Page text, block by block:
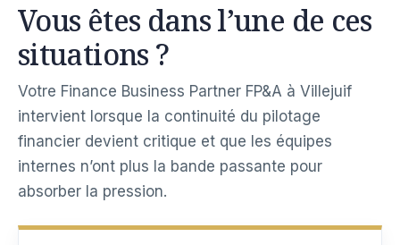
Vous êtes dans l’une de ces
situations ?
Votre Finance Business Partner FP&A à Villejuif
intervient lorsque la continuité du pilotage
financier devient critique et que les équipes
internes n’ont plus la bande passante pour
absorber la pression.